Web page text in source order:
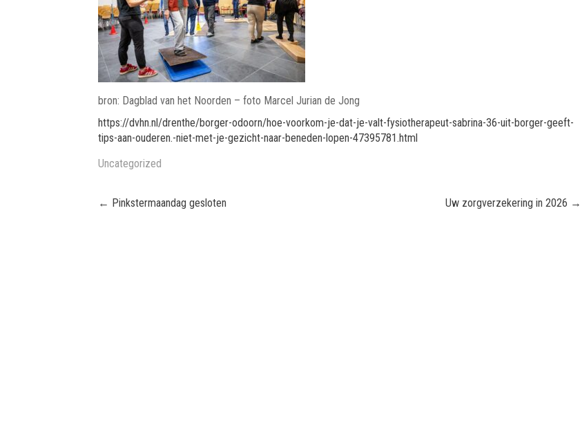
bron: Dagblad van het Noorden – foto Marcel Jurian de Jong
https://dvhn.nl/drenthe/borger-odoorn/hoe-voorkom-je-dat-je-valt-fysiotherapeut-sabrina-36-uit-borger-geeft-
tips-aan-ouderen.-niet-met-je-gezicht-naar-beneden-lopen-47395781.html
Uncategorized
Post
navigation
← Pinkstermaandag gesloten Uw zorgverzekering in 2026 →